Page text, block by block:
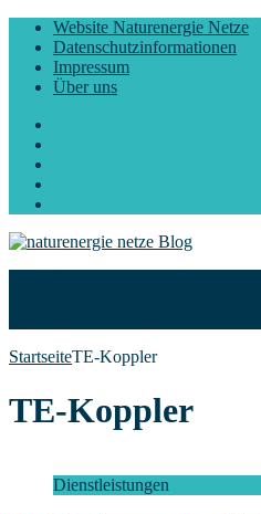
Website Naturenergie Netze
Datenschutzinformationen
Impressum
Über uns
StartseiteTE-Koppler
TE-Koppler
Dienstleistungen